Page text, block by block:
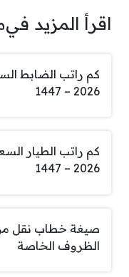
اقرأ المزيد في
كم راتب الضابط
2026 – 1447
كم راتب الطيار
2026 – 1447
صيغة خطاب نقل
الظروف الخاصة